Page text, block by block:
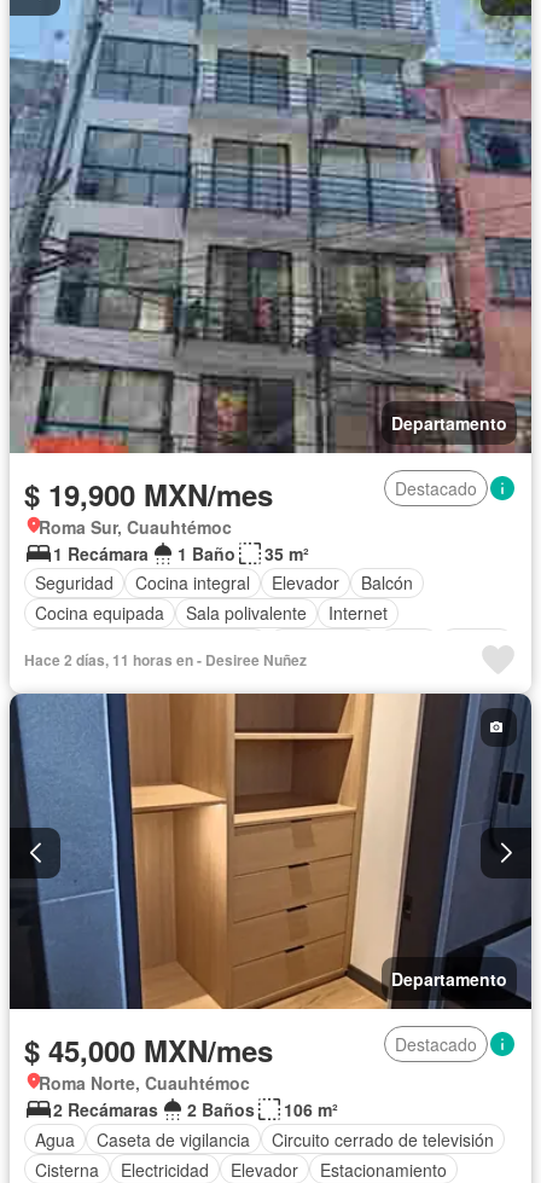
Departamento
$ 19,900 MXN/mes
Destacado
Roma Sur, Cuauhtémoc
1 Recámara
1 Baño
35 m²
Seguridad
Cocina integral Elevador
Balcón
Cocina equipada
Sala polivalente
Internet
Azotea
Zonas verdes
Despacho
Recámara con closet
Caseta de vigilancia
Permite mascotas
Sin amueblar
Hace 2 días, 11 horas en - Desiree Nuñez
Departamento
$ 45,000 MXN/mes
Destacado
Roma Norte, Cuauhtémoc
2 Recámaras
2 Baños
106 m²
Agua
Caseta de vigilancia
Circuito cerrado de televisión
Cisterna
Electricidad Elevador
Estacionamiento